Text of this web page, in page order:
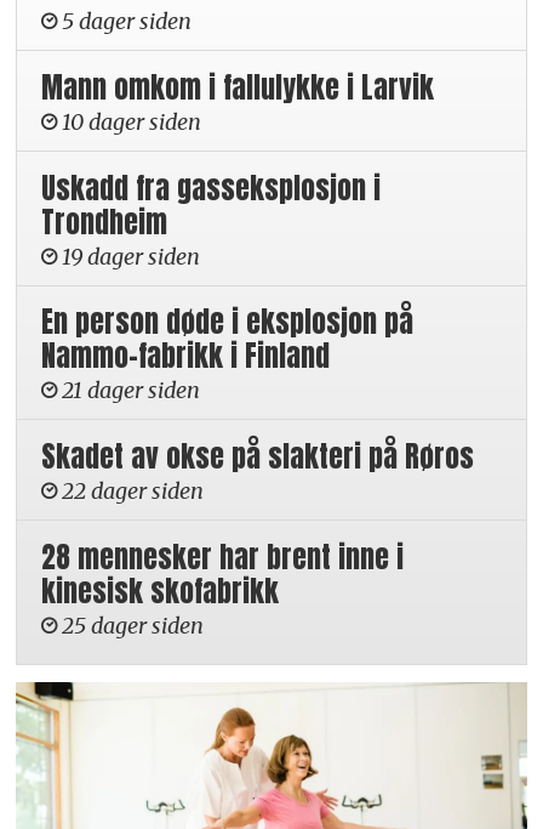
5 dager siden
Mann omkom i fallulykke i Larvik
10 dager siden
Uskadd fra gasseksplosjon i
Trondheim
19 dager siden
En person døde i eksplosjon på
Nammo-fabrikk i Finland
21 dager siden
Skadet av okse på slakteri på Røros
22 dager siden
28 mennesker har brent inne i
kinesisk skofabrikk
25 dager siden